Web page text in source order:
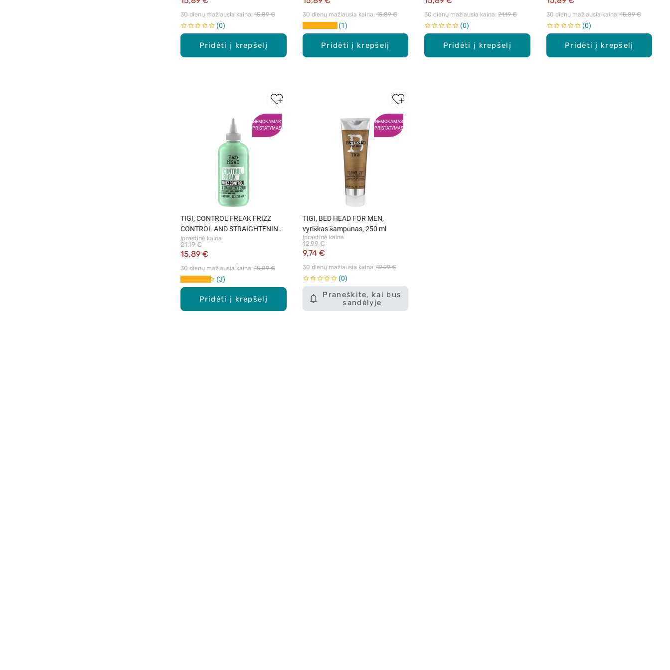
Pridėti į krepšelį
30 dienų mažiausia kaina: 15,89 €
0
Pridėti į krepšelį
30 dienų mažiausia kaina: 15,89 €
1
Pridėti į krepšelį
30 dienų mažiausia kaina: 21,19 €
0
Pridėti į krepšelį
30 dienų mažiausia kaina: 15,89 €
0
NEMOKAMAS
PRISTATYMAS
Pridėti į krepšelį
TIGI, CONTROL FREAK FRIZZ
CONTROL AND STRAIGHTENING
SERUM, serumas glotniems ir
lygiems plaukams, 255 ml
Įprastinė kaina
15,89 €
21,19 €
30 dienų mažiausia kaina: 15,89 €
3
NEMOKAMAS
PRISTATYMAS
Praneškite, kai bus
sandėlyje
TIGI, BED HEAD FOR MEN,
vyriškas šampūnas, 250 ml
Įprastinė kaina
9,74 €
12,99 €
30 dienų mažiausia kaina: 12,99 €
0